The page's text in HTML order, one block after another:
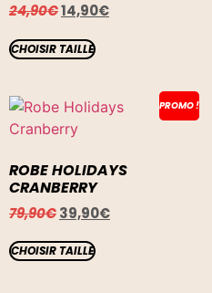
24,90€14,90€
CHOISIR TAILLE
PROMO !
ROBE HOLIDAYS
CRANBERRY
79,90€39,90€
CHOISIR TAILLE